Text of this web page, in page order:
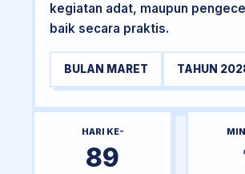
kegiatan adat, maupun
baik secara praktis.
BULAN MARET TAHUN
HARI KE-
89